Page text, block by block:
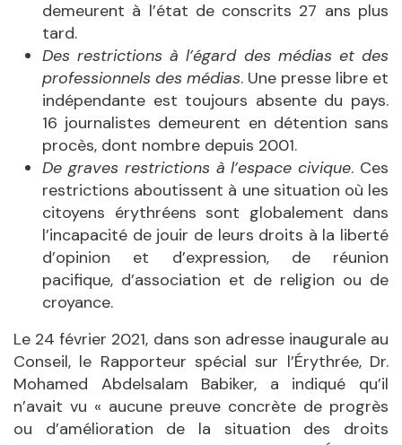
demeurent à l’état de conscrits 27 ans plus
tard.
Des restrictions à l’égard des médias et des
professionnels des médias. Une presse libre et
indépendante est toujours absente du pays.
16 journalistes demeurent en détention sans
procès, dont nombre depuis 2001.
De graves restrictions à l’espace civique. Ces
restrictions aboutissent à une situation où les
citoyens érythréens sont globalement dans
l’incapacité de jouir de leurs droits à la liberté
d’opinion et d’expression, de réunion
pacifique, d’association et de religion ou de
croyance.
Le 24 février 2021, dans son adresse inaugurale au
Conseil, le Rapporteur spécial sur l’Érythrée, Dr.
Mohamed Abdelsalam Babiker, a indiqué qu’il
n’avait vu « aucune preuve concrète de progrès
ou d’amélioration de la situation des droits